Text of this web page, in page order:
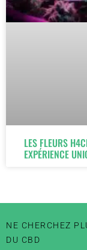
LES FLEURS
EXPÉRIENCE
NE CHERCHEZ
DU CBD